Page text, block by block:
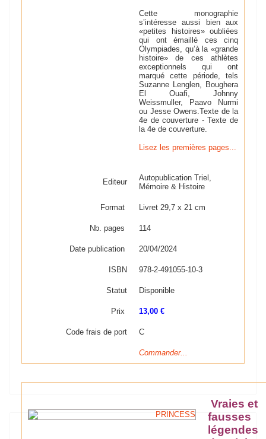
Cette monographie
s’intéresse aussi bien aux
«petites histoires» oubliées
qui ont émaillé ces cinq
Olympiades, qu’à la «grande
histoire» de ces athlètes
exceptionnels qui ont
marqué cette période, tels
Suzanne Lenglen, Boughera
El Ouafi, Johnny
Weissmuller, Paavo Nurmi
ou Jesse Owens.Texte de la
4e de couverture -Texte de
la 4e de couverture.
Lisez les premières pages...
Editeur
Autopublication Triel,
Mémoire & Histoire
Format Livret 29,7 x 21 cm
Nb. pages 114
Date publication 20/04/2024
ISBN 978-2-491055-10-3
Statut Disponible
Prix 13,00 €
Code frais de port C
Commander...
Vraies et
fausses
légendes